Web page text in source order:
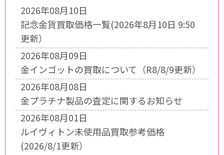
2026年08月10日
記念金貨買取価格一覧(2026年8月10日 9:50
更新）
2026年08月09日
金インゴットの買取について（R8/8/9更新）
2026年08月08日
金プラチナ製品の査定に関するお知らせ
2026年08月01日
ルイヴィトン未使用品買取参考価格
(2026/8/1更新）